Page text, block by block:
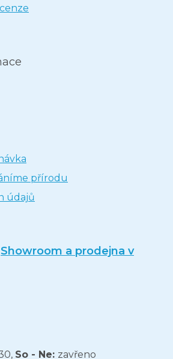
přírodu
údajů
Showroom a prodejna v
So - Ne: zavřeno